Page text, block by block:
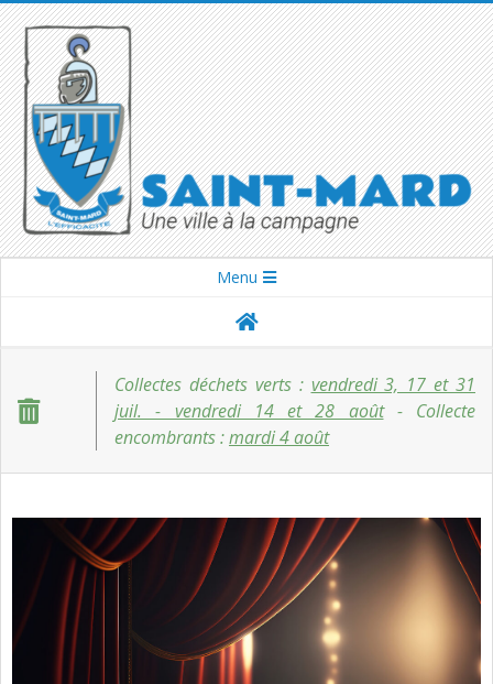
Skip
to
content
SAINT-
Menu
Collectes déchets verts : vendredi 3, 17 et 31
juil. - vendredi 14 et 28 août- Collecte
encombrants :mardi 4 août